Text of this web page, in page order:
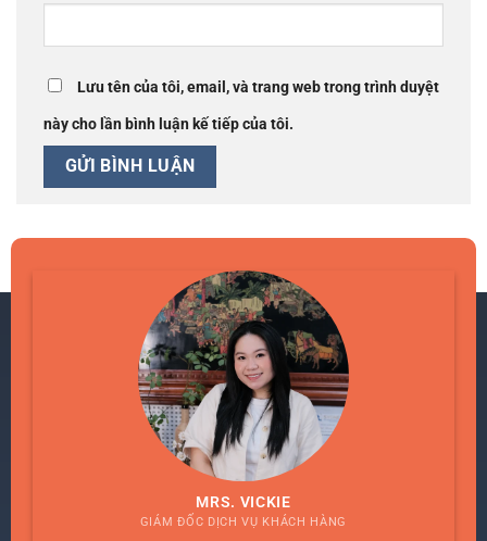
Lưu tên của tôi, email, và trang web trong trình duyệt
này cho lần bình luận kế tiếp của tôi.
MRS. VICKIE
GIÁM ĐỐC DỊCH VỤ KHÁCH HÀNG